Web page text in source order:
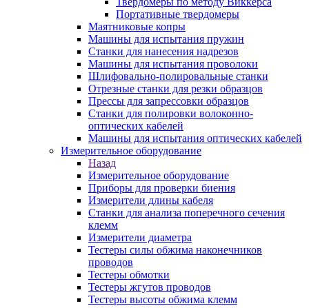
Портативные твердомеры
Маятниковые копры
Машины для испытания пружин
Станки для нанесения надрезов
Машины для испытания проволоки
Шлифовально-полировальные станки
Отрезные станки для резки образцов
Прессы для запрессовки образцов
Станки для полировки волоконно-
оптических кабелей
Машины для испытания оптических кабелей
Измерительное оборудование
Назад
Измерительное оборудование
Приборы для проверки биения
Измерители длины кабеля
Станки для анализа поперечного сечения
клемм
Измерители диаметра
Тестеры силы обжима наконечников
проводов
Тестеры обмотки
Тестеры жгутов проводов
Тестеры высоты обжима клемм